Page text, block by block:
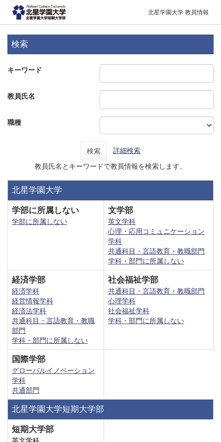
北星学園大学 教員情報
検索
キーワード
教員氏名
職種
検索 詳細検索
教員氏名とキーワードで教員情報を検索します。
北星学園大学
学部に所属しない
学部に所属しない
文学部
英文学科
心理・応用コミュニケーション
学科
共通科目・言語教育・教職部門
学科・部門に所属しない
経済学部
経済学科
経営情報学科
経済法学科
共通科目・言語教育・教職
部門
学科・部門に所属しない
社会福祉学部
共通科目・言語教育・教職部門
心理学科
社会福祉学科
学科・部門に所属しない
国際学部
グローバルイノベーション
学科
共通部門
北星学園大学短期大学部
短期大学部